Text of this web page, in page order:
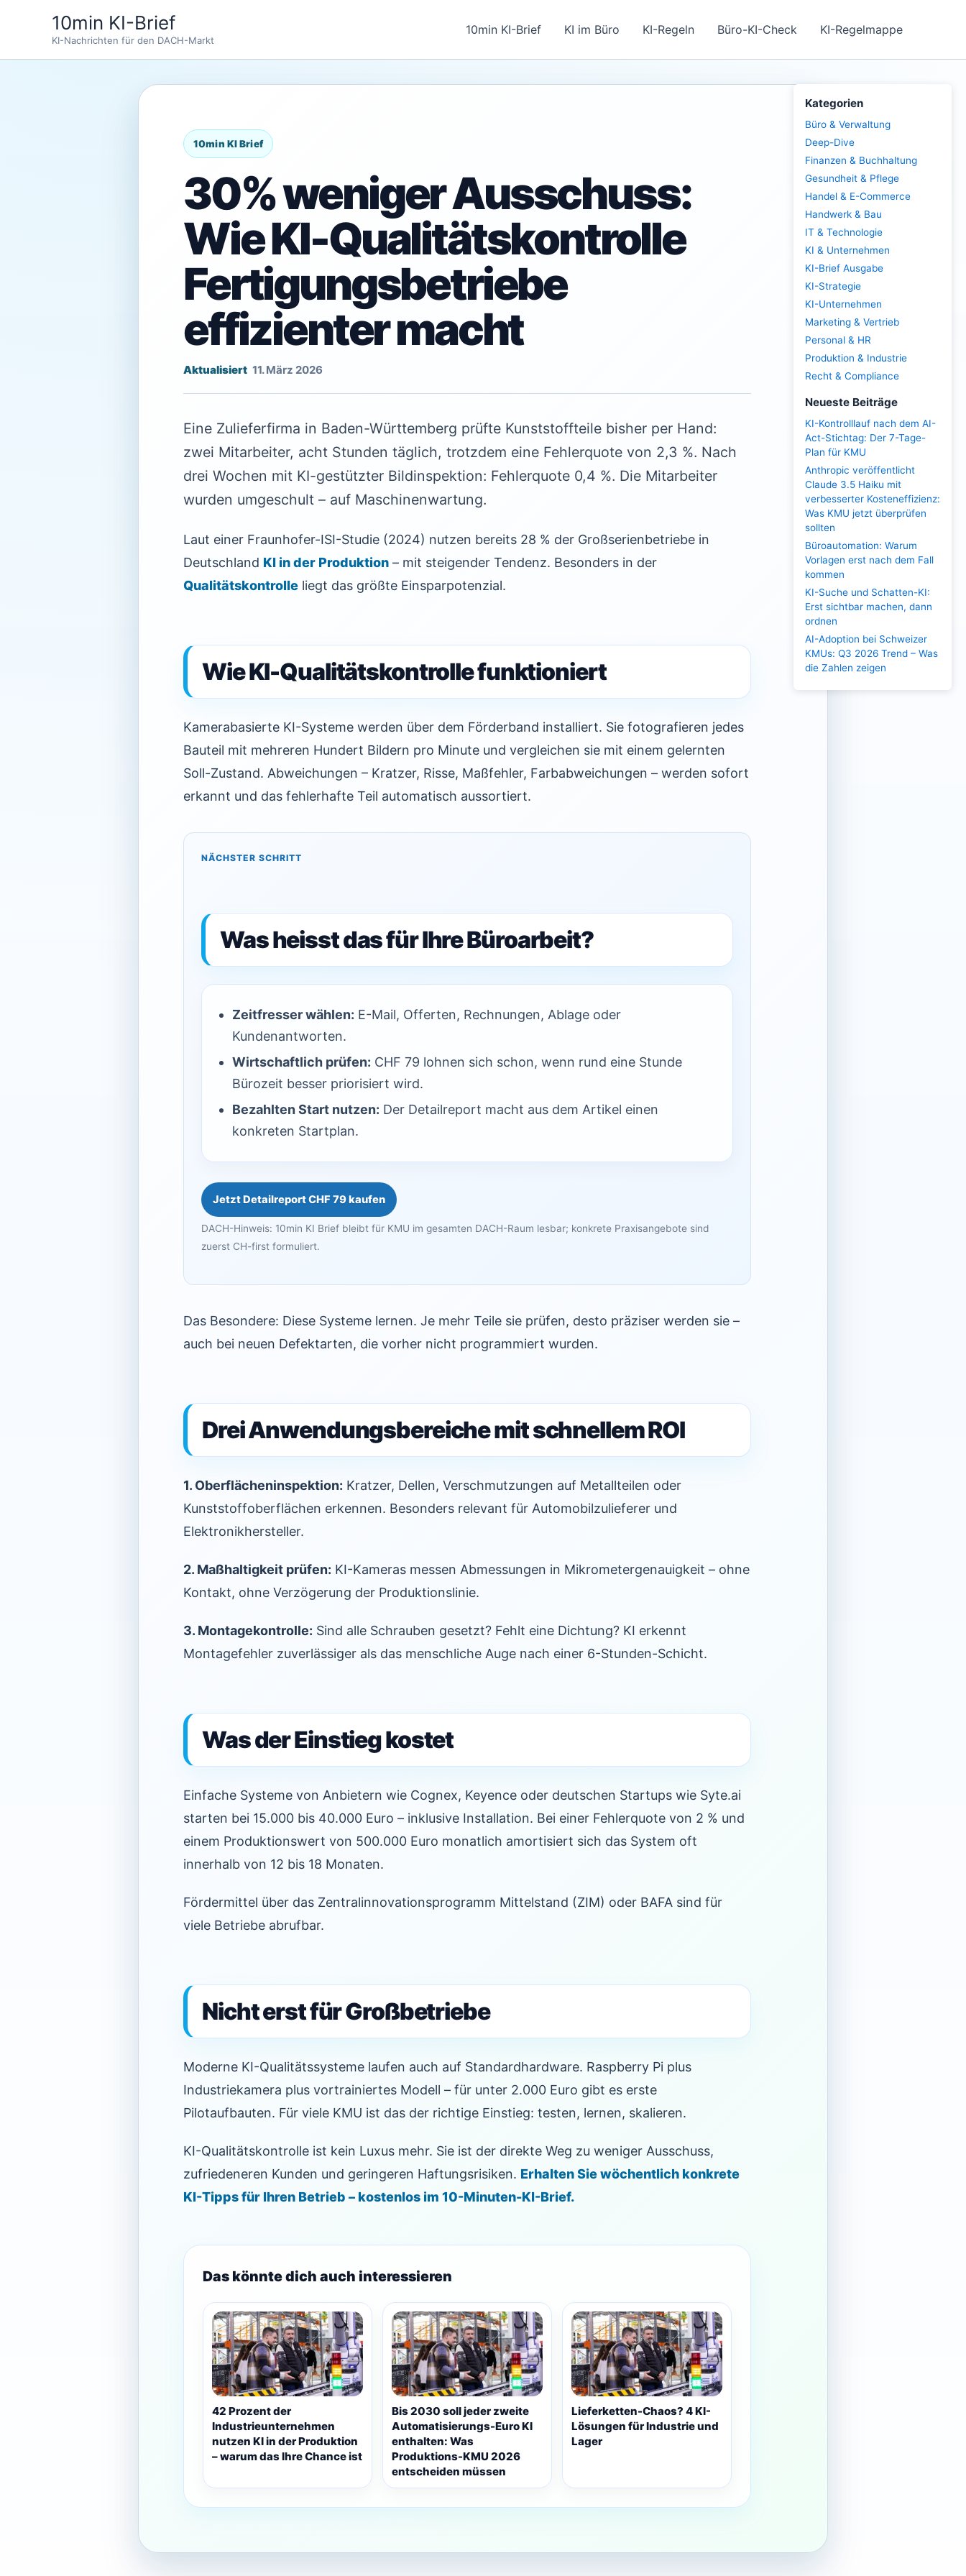
10min KI-Brief
KI-Nachrichten für den DACH-Markt
10min KI-Brief KI im Büro KI-Regeln Büro-KI-Check KI-Regelmappe
30% weniger Ausschuss:
Wie KI-Qualitätskontrolle
Fertigungsbetriebe
effizienter macht
11. März 2026
Eine Zulieferfirma in Baden-Württemberg prüfte Kunststoffteile bisher per Hand:
zwei Mitarbeiter, acht Stunden täglich, trotzdem eine Fehlerquote von 2,3 %. Nach
drei Wochen mit KI-gestützter Bildinspektion: Fehlerquote 0,4 %. Die Mitarbeiter
wurden umgeschult – auf Maschinenwartung.
Laut einer Fraunhofer-ISI-Studie (2024) nutzen bereits 28 % der Großserienbetriebe in
Deutschland KI in der Produktion – mit steigender Tendenz. Besonders in der
Qualitätskontrolle liegt das größte Einsparpotenzial.
Wie KI-Qualitätskontrolle funktioniert
Kamerabasierte KI-Systeme werden über dem Förderband installiert. Sie fotografieren jedes
Bauteil mit mehreren Hundert Bildern pro Minute und vergleichen sie mit einem gelernten
Soll-Zustand. Abweichungen – Kratzer, Risse, Maßfehler, Farbabweichungen – werden sofort
erkannt und das fehlerhafte Teil automatisch aussortiert.
NÄCHSTER SCHRITT
Was heisst das für Ihre Büroarbeit?
Zeitfresser wählen: E-Mail, Offerten, Rechnungen, Ablage oder
Kundenantworten.
Wirtschaftlich prüfen: CHF 79 lohnen sich schon, wenn rund eine Stunde
Bürozeit besser priorisiert wird.
Bezahlten Start nutzen: Der Detailreport macht aus dem Artikel einen
konkreten Startplan.
Jetzt Detailreport CHF 79 kaufen
DACH-Hinweis: 10min KI Brief bleibt für KMU im gesamten DACH-Raum lesbar; konkrete Praxisangebote sind
zuerst CH-first formuliert.
Das Besondere: Diese Systeme lernen. Je mehr Teile sie prüfen, desto präziser werden sie –
auch bei neuen Defektarten, die vorher nicht programmiert wurden.
Drei Anwendungsbereiche mit schnellem ROI
1. Oberflächeninspektion: Kratzer, Dellen, Verschmutzungen auf Metallteilen oder
Kunststoffoberflächen erkennen. Besonders relevant für Automobilzulieferer und
Elektronikhersteller.
2. Maßhaltigkeit prüfen: KI-Kameras messen Abmessungen in Mikrometergenauigkeit – ohne
Kontakt, ohne Verzögerung der Produktionslinie.
3. Montagekontrolle: Sind alle Schrauben gesetzt? Fehlt eine Dichtung? KI erkennt
Montagefehler zuverlässiger als das menschliche Auge nach einer 6-Stunden-Schicht.
Was der Einstieg kostet
Einfache Systeme von Anbietern wie Cognex, Keyence oder deutschen Startups wie Syte.ai
starten bei 15.000 bis 40.000 Euro – inklusive Installation. Bei einer Fehlerquote von 2 % und
einem Produktionswert von 500.000 Euro monatlich amortisiert sich das System oft
innerhalb von 12 bis 18 Monaten.
Fördermittel über das Zentralinnovationsprogramm Mittelstand (ZIM) oder BAFA sind für
viele Betriebe abrufbar.
Nicht erst für Großbetriebe
Moderne KI-Qualitätssysteme laufen auch auf Standardhardware. Raspberry Pi plus
Industriekamera plus vortrainiertes Modell – für unter 2.000 Euro gibt es erste
Pilotaufbauten. Für viele KMU ist das der richtige Einstieg: testen, lernen, skalieren.
KI-Qualitätskontrolle ist kein Luxus mehr. Sie ist der direkte Weg zu weniger Ausschuss,
zufriedeneren Kunden und geringeren Haftungsrisiken. Erhalten Sie wöchentlich konkrete
KI-Tipps für Ihren Betrieb – kostenlos im 10-Minuten-KI-Brief.
Das könnte dich auch interessieren
42 Prozent der
Industrieunternehmen
nutzen KI in der Produktion
– warum das Ihre Chance ist
Bis 2030 soll jeder zweite
Automatisierungs-Euro KI
enthalten: Was
Produktions-KMU 2026
entscheiden müssen
Lieferketten-Chaos? 4 KI-
Lösungen für Industrie und
Lager
Kategorien
Büro & Verwaltung
Deep-Dive
Finanzen & Buchhaltung
Gesundheit & Pflege
Handel & E-Commerce
Handwerk & Bau
IT & Technologie
KI & Unternehmen
KI-Brief Ausgabe
KI-Strategie
KI-Unternehmen
Marketing & Vertrieb
Personal & HR
Produktion & Industrie
Recht & Compliance
Neueste Beiträge
KI-Kontrolllauf nach dem AI-
Act-Stichtag: Der 7-Tage-
Plan für KMU
Anthropic veröffentlicht
Claude 3.5 Haiku mit
verbesserter Kosteneffizienz:
Was KMU jetzt überprüfen
sollten
Büroautomation: Warum
Vorlagen erst nach dem Fall
kommen
KI-Suche und Schatten-KI:
Erst sichtbar machen, dann
ordnen
AI-Adoption bei Schweizer
KMUs: Q3 2026 Trend – Was
die Zahlen zeigen